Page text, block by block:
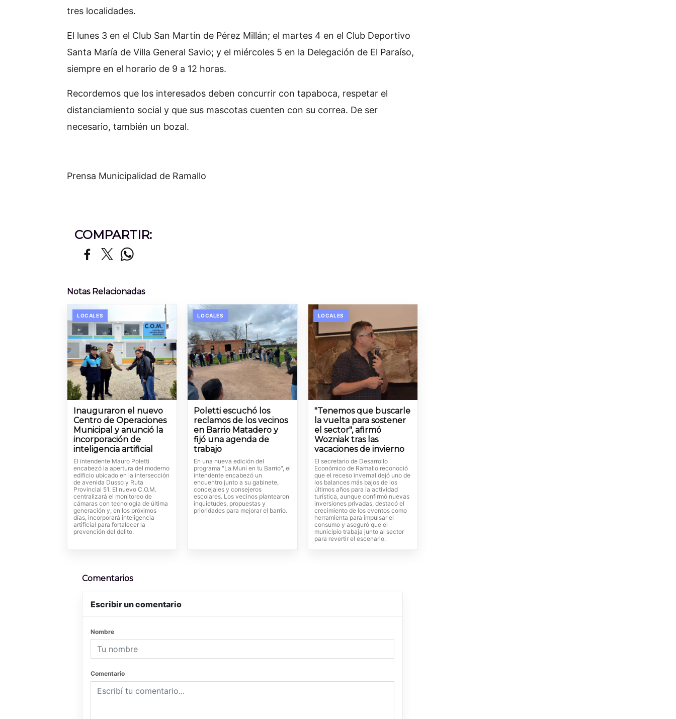
tres localidades.
El lunes 3 en el Club San Martín de Pérez Millán; el martes 4 en el Club Deportivo
Santa María de Villa General Savio; y el miércoles 5 en la Delegación de El Paraíso,
siempre en el horario de 9 a 12 horas.
Recordemos que los interesados deben concurrir con tapaboca, respetar el
distanciamiento social y que sus mascotas cuenten con su correa. De ser
necesario, también un bozal.
Prensa Municipalidad de Ramallo
COMPARTIR:
Notas Relacionadas
LOCALES
Inauguraron el nuevo
Centro de Operaciones
Municipal y anunció la
incorporación de
inteligencia artificial
El intendente Mauro Poletti
encabezó la apertura del moderno
edificio ubicado en la intersección
de avenida Dusso y Ruta
Provincial 51. El nuevo C.O.M.
centralizará el monitoreo de
cámaras con tecnología de última
generación y, en los próximos
días, incorporará inteligencia
artificial para fortalecer la
prevención del delito.
LOCALES
Poletti escuchó los
reclamos de los vecinos
en Barrio Matadero y
fijó una agenda de
trabajo
En una nueva edición del
programa "La Muni en tu Barrio", el
intendente encabezó un
encuentro junto a su gabinete,
concejales y consejeros
escolares. Los vecinos plantearon
inquietudes, propuestas y
prioridades para mejorar el barrio.
LOCALES
"Tenemos que buscarle
la vuelta para sostener
el sector", afirmó
Wozniak tras las
vacaciones de invierno
El secretario de Desarrollo
Económico de Ramallo reconoció
que el receso invernal dejó uno de
los balances más bajos de los
últimos años para la actividad
turística, aunque confirmó nuevas
inversiones privadas, destacó el
crecimiento de los eventos como
herramienta para impulsar el
consumo y aseguró que el
municipio trabaja junto al sector
para revertir el escenario.
Comentarios
Escribir un comentario
Nombre
Comentario